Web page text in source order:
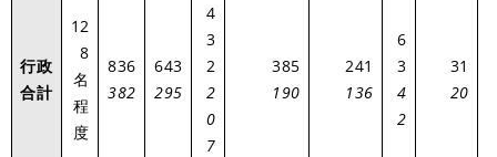
行政
合計
12
8
名
程
度
836
382
643
295
4
3
2
2
0
7
385
190
241
136
6
3
4
2
31
20